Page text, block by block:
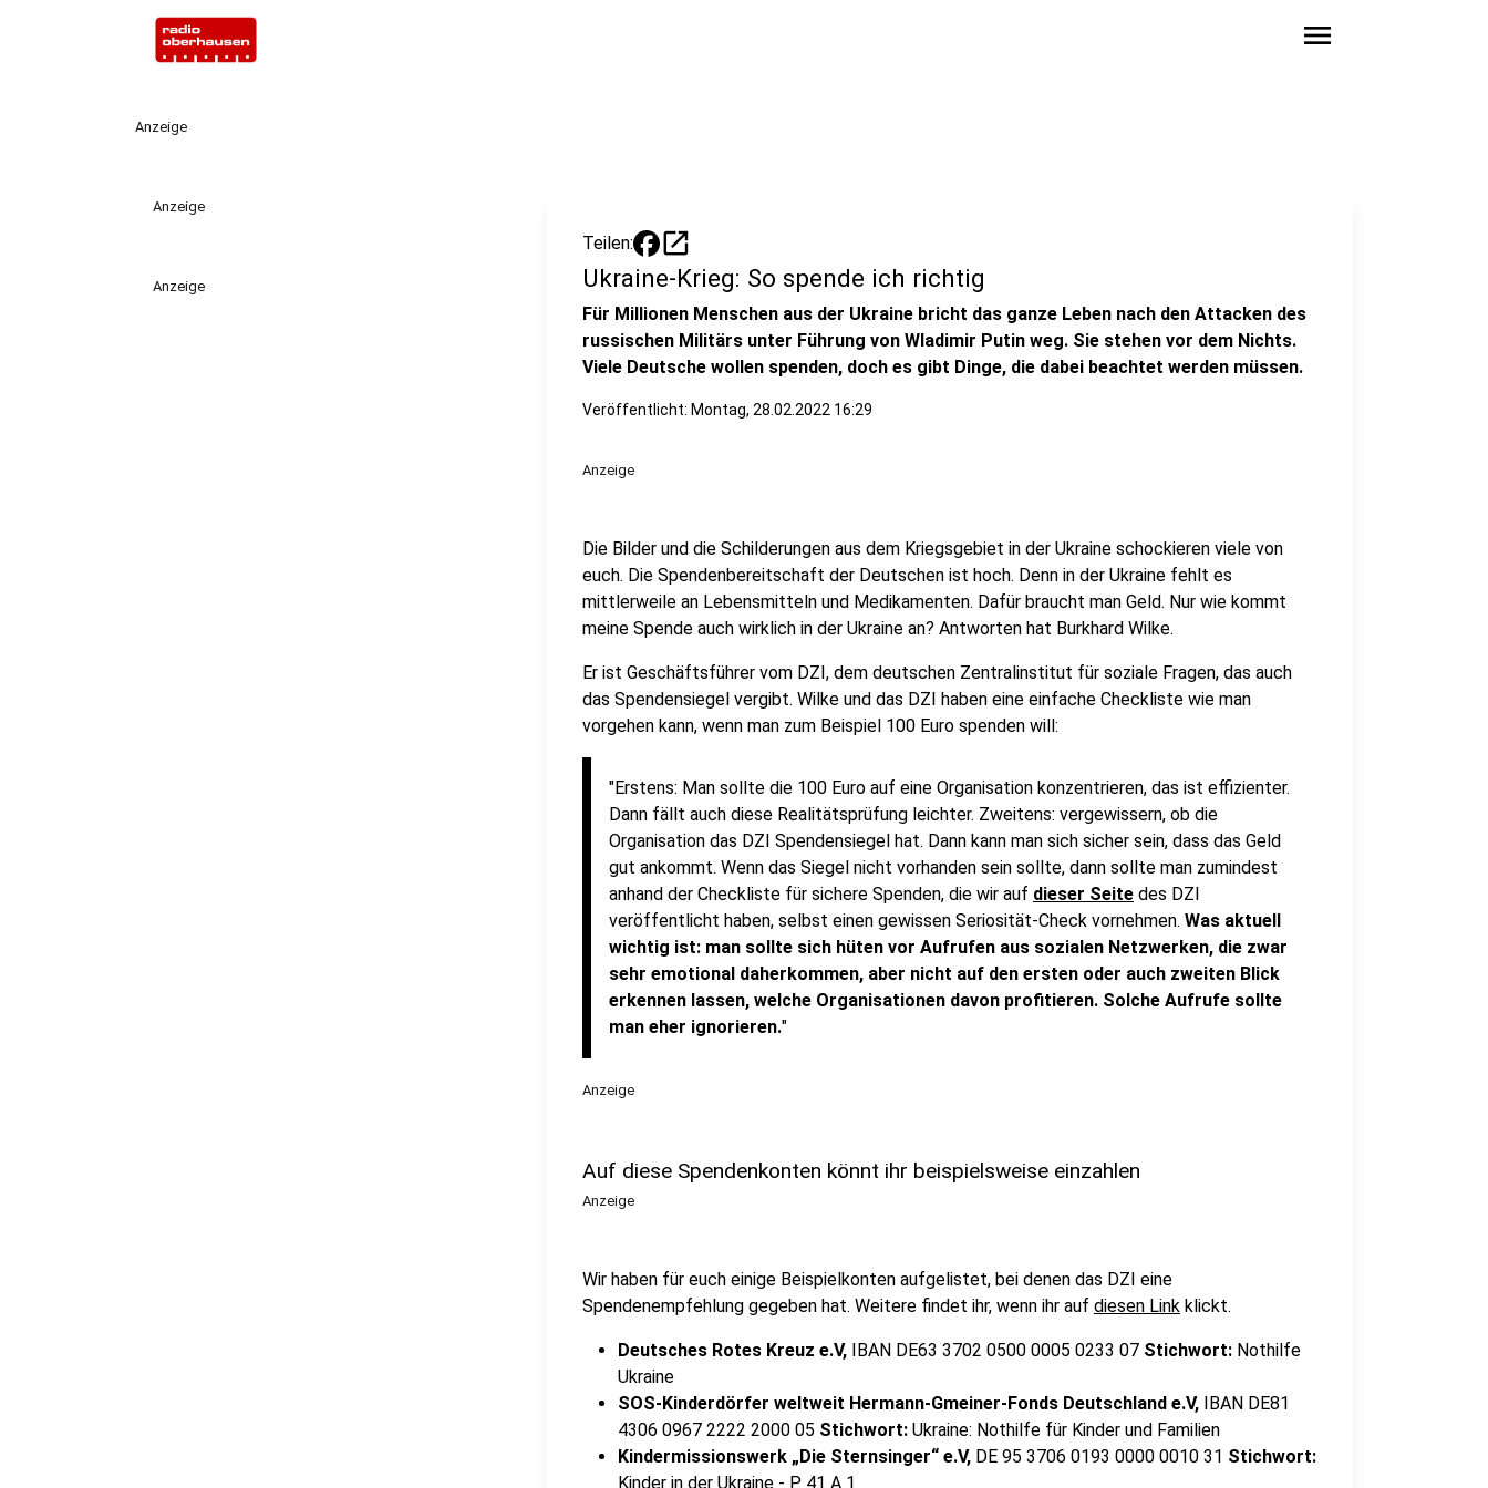
menu
Anzeige
Anzeige
Anzeige
Teilen: open_in_new
Ukraine-Krieg: So spende ich richtig
Für Millionen Menschen aus der Ukraine bricht das ganze Leben nach den Attacken des
russischen Militärs unter Führung von Wladimir Putin weg. Sie stehen vor dem Nichts.
Viele Deutsche wollen spenden, doch es gibt Dinge, die dabei beachtet werden müssen.
Veröffentlicht: Montag, 28.02.2022 16:29
Anzeige
Die Bilder und die Schilderungen aus dem Kriegsgebiet in der Ukraine schockieren viele von
euch. Die Spendenbereitschaft der Deutschen ist hoch. Denn in der Ukraine fehlt es
mittlerweile an Lebensmitteln und Medikamenten. Dafür braucht man Geld. Nur wie kommt
meine Spende auch wirklich in der Ukraine an? Antworten hat Burkhard Wilke.
Er ist Geschäftsführer vom DZI, dem deutschen Zentralinstitut für soziale Fragen, das auch
das Spendensiegel vergibt. Wilke und das DZI haben eine einfache Checkliste wie man
vorgehen kann, wenn man zum Beispiel 100 Euro spenden will:
"Erstens: Man sollte die 100 Euro auf eine Organisation konzentrieren, das ist effizienter.
Dann fällt auch diese Realitätsprüfung leichter. Zweitens: vergewissern, ob die
Organisation das DZI Spendensiegel hat. Dann kann man sich sicher sein, dass das Geld
gut ankommt. Wenn das Siegel nicht vorhanden sein sollte, dann sollte man zumindest
anhand der Checkliste für sichere Spenden, die wir auf dieser Seite des DZI
veröffentlicht haben, selbst einen gewissen Seriosität-Check vornehmen. Was aktuell
wichtig ist: man sollte sich hüten vor Aufrufen aus sozialen Netzwerken, die zwar
sehr emotional daherkommen, aber nicht auf den ersten oder auch zweiten Blick
erkennen lassen, welche Organisationen davon profitieren. Solche Aufrufe sollte
man eher ignorieren."
Anzeige
Auf diese Spendenkonten könnt ihr beispielsweise einzahlen
Anzeige
Wir haben für euch einige Beispielkonten aufgelistet, bei denen das DZI eine
Spendenempfehlung gegeben hat. Weitere findet ihr, wenn ihr auf diesen Link klickt.
Deutsches Rotes Kreuz e.V, IBAN DE63 3702 0500 0005 0233 07 Stichwort: Nothilfe
Ukraine
SOS-Kinderdörfer weltweit Hermann-Gmeiner-Fonds Deutschland e.V, IBAN DE81
4306 0967 2222 2000 05 Stichwort: Ukraine: Nothilfe für Kinder und Familien
Kindermissionswerk „Die Sternsinger“ e.V, DE 95 3706 0193 0000 0010 31 Stichwort:
Kinder in der Ukraine - P 41 A 1